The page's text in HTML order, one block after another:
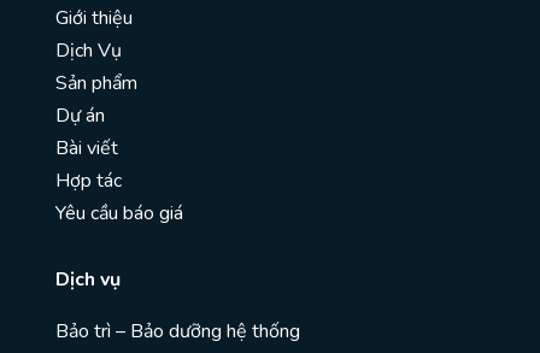
Giới thiệu
Dịch Vụ
Sản phẩm
Dự án
Bài viết
Hợp tác
Yêu cầu báo giá
Dịch vụ
Bảo trì – Bảo dưỡng hệ thống